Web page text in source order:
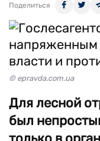
Поделиться
© epravda.com.ua
Для лесной
был